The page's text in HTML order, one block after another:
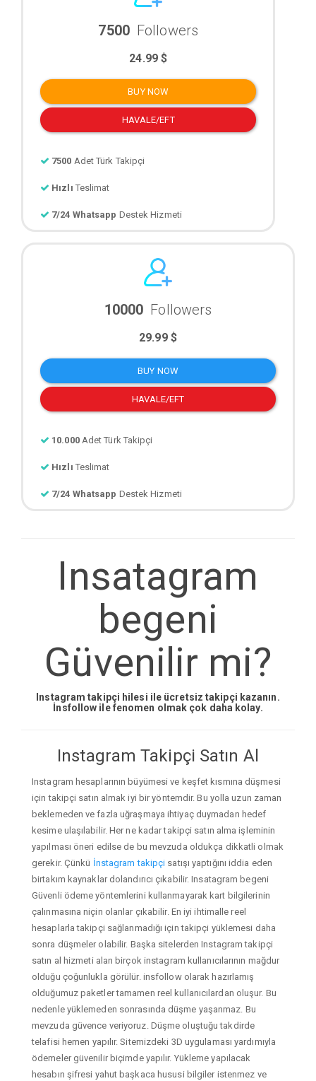
7500 Followers
24.99 $
BUY NOW
HAVALE/EFT
7500 Adet Türk Takipçi
Hızlı Teslimat
7/24 Whatsapp Destek Hizmeti
10000 Followers
29.99 $
BUY NOW
HAVALE/EFT
10.000 Adet Türk Takipçi
Hızlı Teslimat
7/24 Whatsapp Destek Hizmeti
Insatagram
begeni
Güvenilir mi?
Instagram takipçi hilesi ile ücretsiz takipçi kazanın.
İnsfollow ile fenomen olmak çok daha kolay.
Instagram Takipçi Satın Al
Instagram hesaplarının büyümesi ve keşfet kısmına düşmesi
için takipçi satın almak iyi bir yöntemdir. Bu yolla uzun zaman
beklemeden ve fazla uğraşmaya ihtiyaç duymadan hedef
kesime ulaşılabilir. Her ne kadar takipçi satın alma işleminin
yapılması öneri edilse de bu mevzuda oldukça dikkatli olmak
gerekir. Çünkü İnstagram takipçi satışı yaptığını iddia eden
birtakım kaynaklar dolandırıcı çıkabilir. Insatagram begeni
Güvenli ödeme yöntemlerini kullanmayarak kart bilgilerinin
çalınmasına niçin olanlar çıkabilir. En iyi ihtimalle reel
hesaplarla takipçi sağlanmadığı için takipçi yüklemesi daha
sonra düşmeler olabilir. Başka sitelerden Instagram takipçi
satın al hizmeti alan birçok instagram kullanıcılarının mağdur
olduğu çoğunlukla görülür. insfollow olarak hazırlamış
olduğumuz paketler tamamen reel kullanıcılardan oluşur. Bu
nedenle yüklemeden sonrasında düşme yaşanmaz. Bu
mevzuda güvence veriyoruz. Düşme oluştuğu takdirde
telafisi hemen yapılır. Sitemizdeki 3D uygulaması yardımıyla
ödemeler güvenilir biçimde yapılır. Yükleme yapılacak
hesabın şifresi yahut başkaca hususi bilgiler istenmez ve